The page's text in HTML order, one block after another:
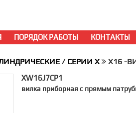
ПОРЯДОК РАБОТЫ КОНТАКТЫ
/ СЕРИИ X X16 -
XW16J7CP1
вилка приборная с прямым